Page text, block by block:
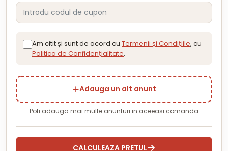
Am citit și sunt de acord cu Termenii și Condițiile, cu
Politica de Confidențialitate.
Adauga un alt anunt
Poti adauga mai multe anunturi in aceeasi comanda
CALCULEAZA PRETUL